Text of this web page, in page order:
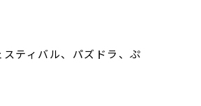
ティバル、パズドラ、ぷ